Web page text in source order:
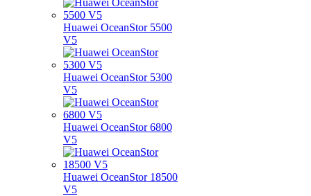
Huawei OceanStor 5500
V5
Huawei OceanStor 5300
V5
Huawei OceanStor 6800
V5
Huawei OceanStor 18500
V5